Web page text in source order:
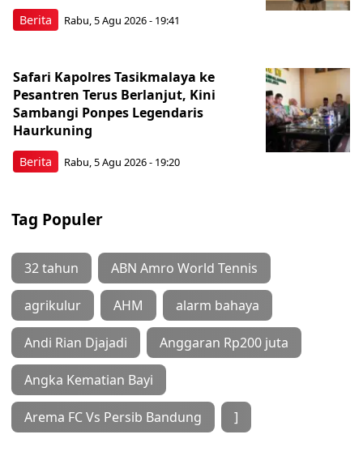
Berita Rabu, 5 Agu 2026 - 19:41
Berita
Safari Kapolres Tasikmalaya ke
Pesantren Terus Berlanjut, Kini
Sambangi Ponpes Legendaris
Haurkuning
Rabu, 5 Agu 2026 - 19:20
Tag Populer
32 tahun ABN Amro World Tennis
agrikulur AHM alarm bahaya
Andi Rian Djajadi Anggaran Rp200 juta
Angka Kematian Bayi
Arema FC Vs Persib Bandung ]